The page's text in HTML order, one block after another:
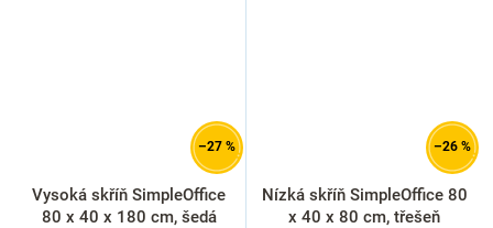
–27 %
Vysoká skříň SimpleOffice
80 x 40 x 180 cm, šedá
–26 %
Nízká skříň SimpleOffice 80
x 40 x 80 cm, třešeň